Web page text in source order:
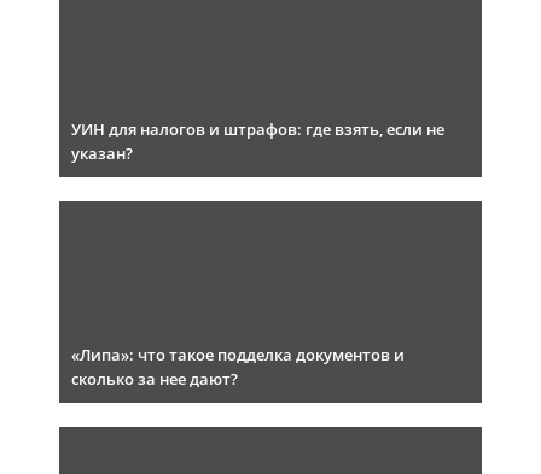
УИН для налогов и штрафов: где взять, если не
указан?
«Липа»: что такое подделка документов и
сколько за нее дают?